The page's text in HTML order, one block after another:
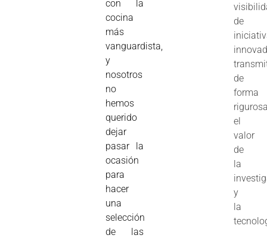
con la
cocina
más
vanguardista,
y
nosotros
no
hemos
querido
dejar
pasar la
ocasión
para
hacer
una
selección
de las
de
de
forma
el
valor
de
la
y
la